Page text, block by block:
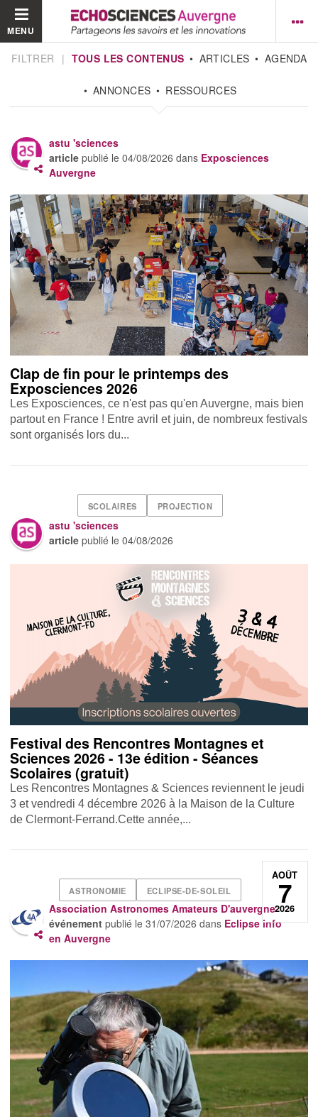
MENU
FILTRER | TOUS LES CONTENUS ARTICLES AGENDA
ANNONCES RESSOURCES
astu 'sciences
article publié le04/08/2026 dans Exposciences
Auvergne
Clap de fin pour le printemps des
Exposciences 2026
Les Exposciences, ce n'est pas qu'en Auvergne, mais bien
partout en France ! Entre avril et juin, de nombreux festivals
sont organisés lors du...
SCOLAIRES PROJECTION
astu 'sciences
article publié le04/08/2026
Festival des Rencontres Montagnes et
Sciences 2026 - 13e édition - Séances
Scolaires (gratuit)
Les Rencontres Montagnes & Sciences reviennent le jeudi
3 et vendredi 4 décembre 2026 à la Maison de la Culture
de Clermont-Ferrand.Cette année,...
ASTRONOMIE ECLIPSE-DE-SOLEIL
Association Astronomes Amateurs D'auvergne
événement publié le31/07/2026 dans Eclipse info
en Auvergne
AOÛT
7
2026